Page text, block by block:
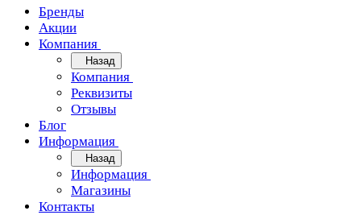
Бренды
Акции
Компания
Назад
Компания
Реквизиты
Отзывы
Блог
Информация
Назад
Информация
Магазины
Контакты